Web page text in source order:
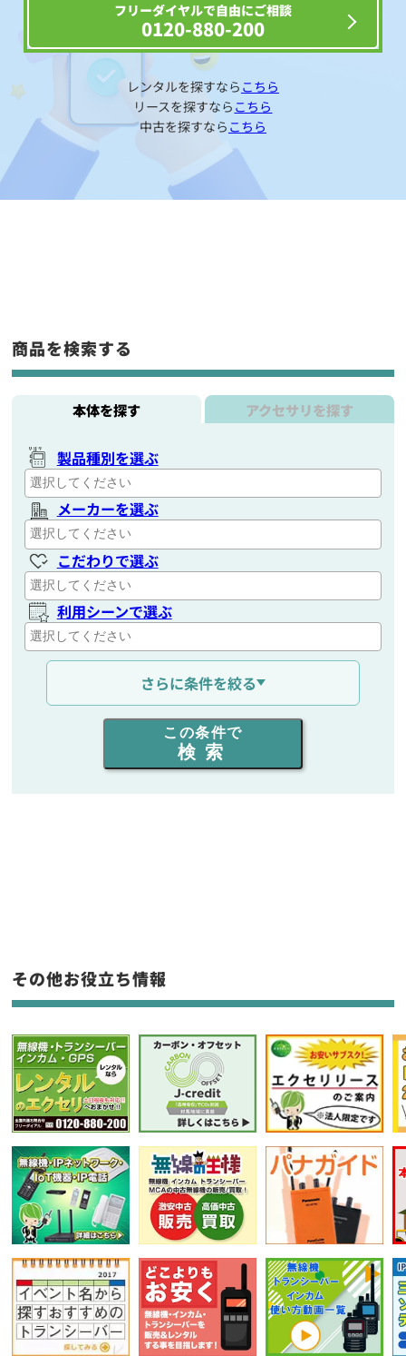
フリーダイヤルで自由にご相談
0120-880-200
レンタルを探すなら こちら
リースを探すなら こちら
中古を探すなら こちら
商品を検索する
本体を探す アクセサリを探す
製品種別を選ぶ
メーカーを選ぶ
こだわりで選ぶ
利用シーンで選ぶ
通信距離を選ぶ
出力を選ぶ
同時通話人数を選ぶ
フリーワード入力(製品名等)
選択条件をリセット
さらに条件を絞る
この条件で
検索
その他お役立ち情報